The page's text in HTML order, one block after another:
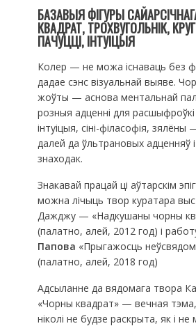
БАЗАВЫЯ ФІГУРЫ
КВАДРАТ, ТРОХВУГОЛЬНІК,
ПАЧУЦЦІ, ІНТУІЦЫЯ
Колер — не можа існаваць без
дадае сэнс візуальнай выяве.
жоўты — аснова ментальнай
розныя адценні для
інтуіцыя, сіні-філасофія, зялёны
далей да ўльтрановых адценняў
знаходак.
Знакавай працай ці аўтарскім
можна лічыць твор куратара
Дажджу — «Надкушаны чорны
(палатно, алей, 2012 год) і
Папова «Прыгажосць
(палатно, алей, 2018 год)
Адсыланне да вядомага твора
«Чорны квадрат» — вечная
ніколі не будзе раскрыта, як і